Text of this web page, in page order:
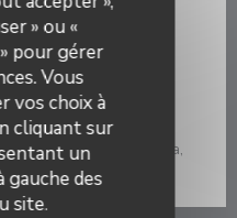
» ou «
pour gérer
Vous
vos choix à
cliquant sur
un
gauche des
site.
Wifi
Cash, Maestro, Visa,